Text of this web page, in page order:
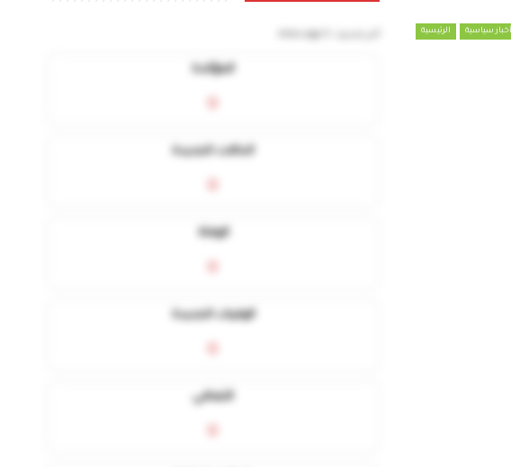
أخبار سياسية الرئيسية
التعافي